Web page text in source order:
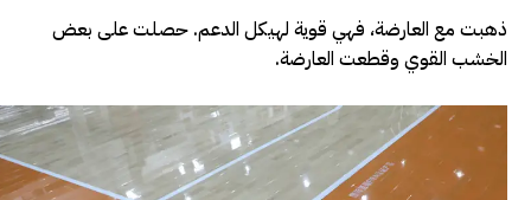
ذهبت مع العارضة، فهي قوية لهيكل الدعم. حصلت على بعض
الخشب القوي وقطعت العارضة.